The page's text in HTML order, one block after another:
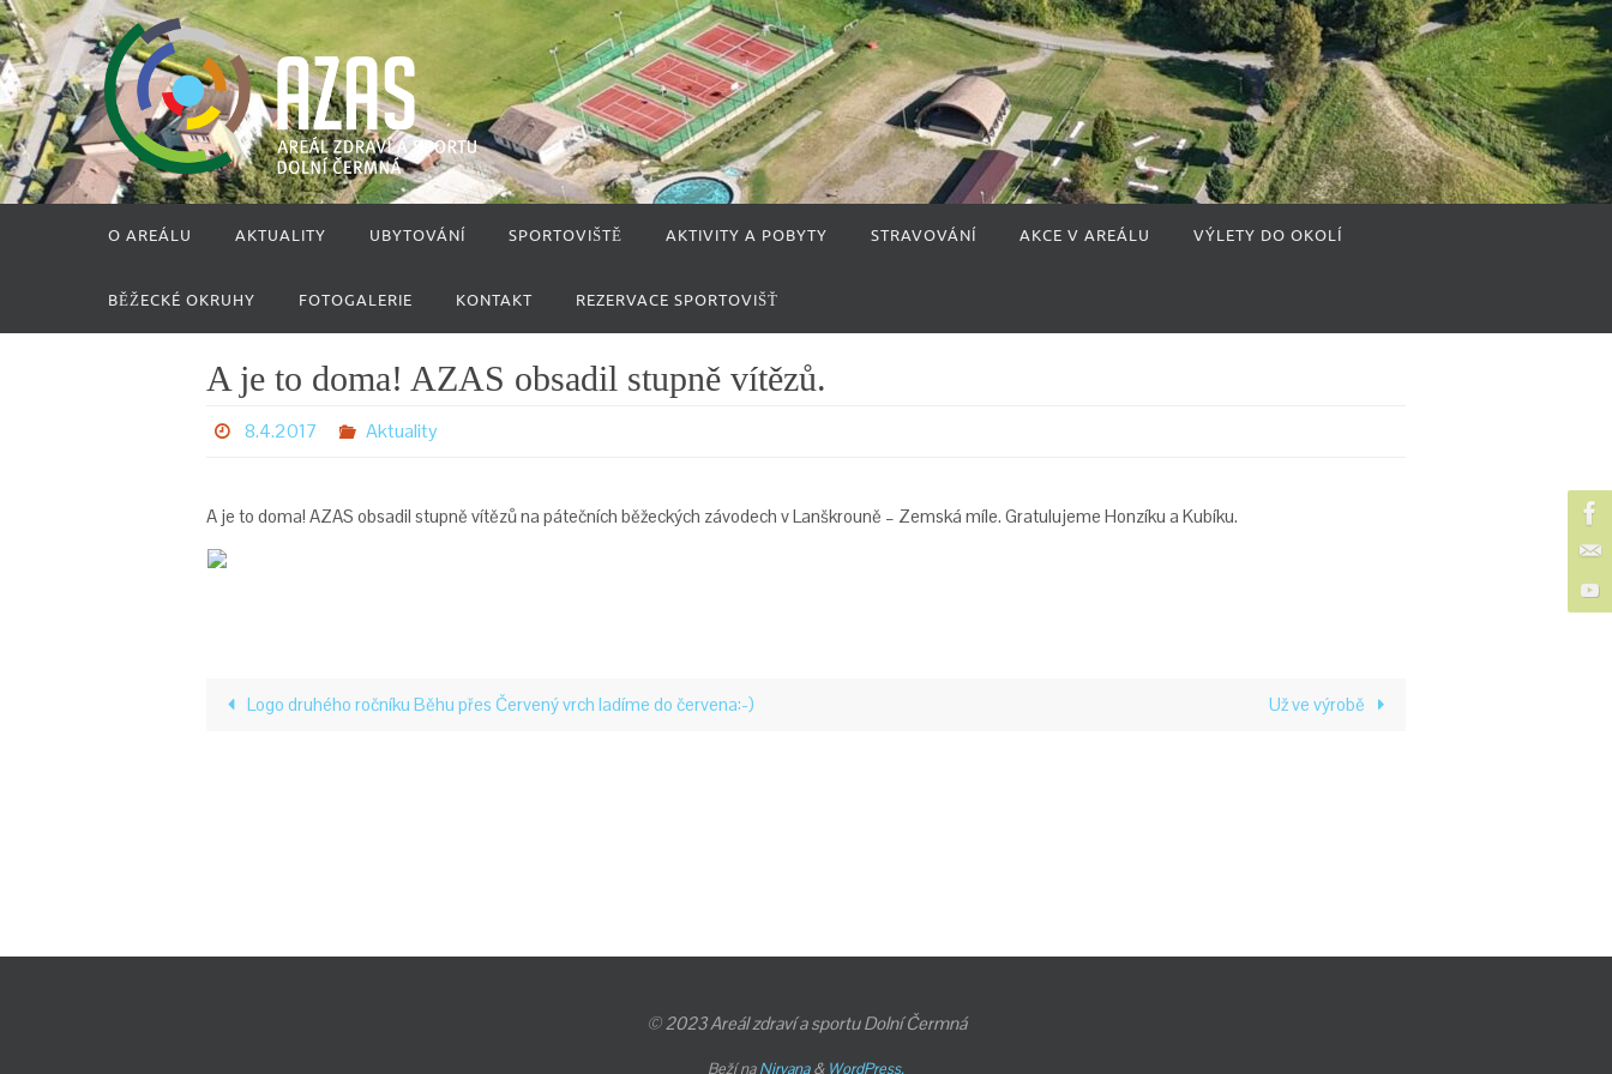
Přeskočit
na
obsah
O AREÁLU AKTUALITY UBYTOVÁNÍ SPORTOVIŠTĚ AKTIVITY A POBYTY STRAVOVÁNÍ AKCE V AREÁLU VÝLETY DO OKOLÍ
BĚŽECKÉ OKRUHY FOTOGALERIE KONTAKT REZERVACE SPORTOVIŠŤ
A je to doma! AZAS obsadil stupně vítězů.
8.4.2017 Aktuality
A je to doma! AZAS obsadil stupně vítězů na pátečních běžeckých závodech v Lanškrouně – Zemská míle. Gratulujeme Honzíku a Kubíku.
Logo druhého ročníku Běhu přes Červený vrch ladíme do červena:-) Už ve výrobě
© 2023 Areál zdraví a sportu Dolní Čermná
Beží naNirvana& WordPress.